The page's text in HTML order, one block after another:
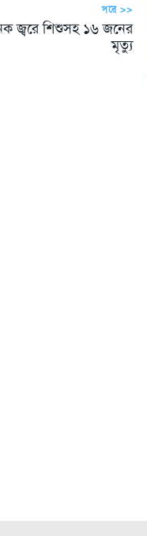
পরে >>
জ্বরে শিশুসহ ১৬ জনের
মৃত্যু